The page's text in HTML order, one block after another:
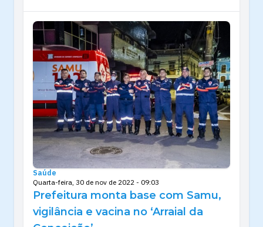
Saúde
Quarta-feira, 30 de nov de 2022 - 09:03
Prefeitura monta base com Samu,
vigilância e vacina no ‘Arraial da